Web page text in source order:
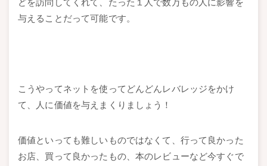
どを訪問してくれて、たった１人で数万もの人に影響を
与えることだって可能です。
こうやってネットを使ってどんどんレバレッジをかけ
て、人に価値を与えまくりましょう！
価値といっても難しいものではなくて、行って良かった
お店、買って良かったもの、本のレビューなど今すぐで